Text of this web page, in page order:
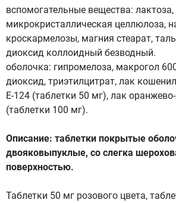
вспомогательные вещества: лактоза,
микрокристаллическая целлюлоза,
кроскармелозы, магния стеарат,
диоксид коллоидный безводный.
оболочка: гипромелоза, макрогол
диоксид, триэтилцитрат, лак
Е-124 (таблетки 50 мг), лак
(таблетки 100 мг).
Описание: таблетки покрытые
двояковыпуклые, со слегка
поверхностью.
Таблетки 50 мг розового цвета,